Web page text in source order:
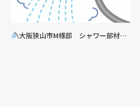
大阪狭山市M様邸 シャワー部材交